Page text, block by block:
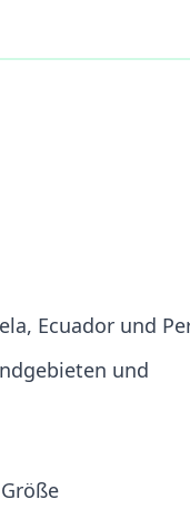
Ecuador und
und